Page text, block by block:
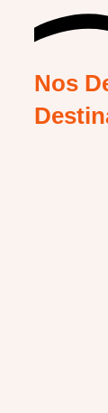
Nos